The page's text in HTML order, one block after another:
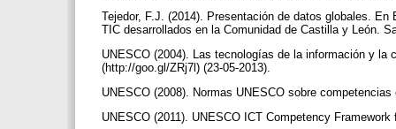
Tejedor, F.J. (2014). Presentación de datos globales.
TIC desarrollados en la Comunidad de Castilla y León.
UNESCO (2004). Las tecnologías de la información y
(http://goo.gl/ZRj7l) (23-05-2013).
UNESCO (2008). Normas UNESCO sobre
UNESCO (2011). UNESCO ICT Competency